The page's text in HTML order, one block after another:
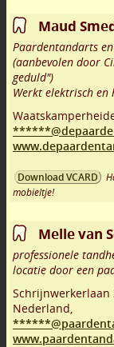
Maud
Paardentandarts
(aanbevolen door
geduld")
Werkt elektrisch en
Download VCARD
mobieltje!
Melle van
professionele
locatie door een
Schrijnwerkerlaan
Nederland,